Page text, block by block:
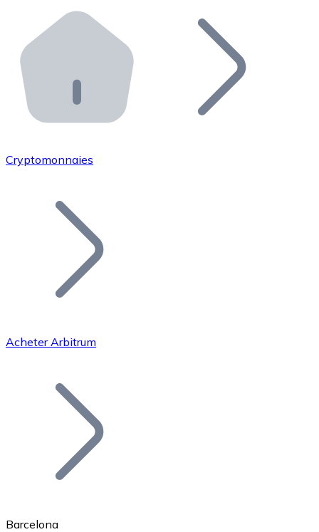
Distributeurs automatiques Bitnovo
Intégrez un ATM Bitnovo dans votre entreprise et
API Bitnovo
Intégrez notre API dans votre écosystème.
Rejoignez notre réseau de distributeurs et
Ajoutez le token de votre projet à notre service
Bitcoin
Cryptomonnaies
Acheter Arbitrum
Barcelona